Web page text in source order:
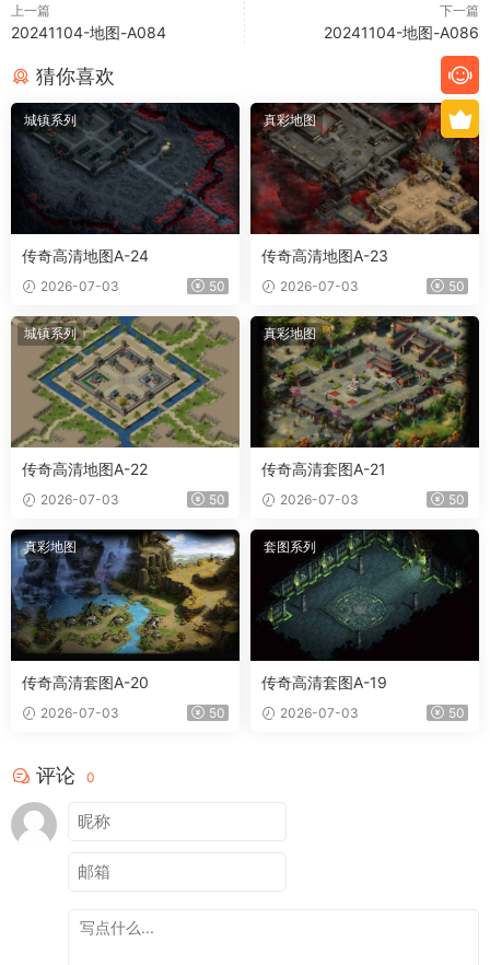
上一篇
20241104-地图-A084
下一篇
20241104-地图-A086
猜你喜欢
城镇系列
传奇高清地图A-24
2026-07-03 50
真彩地图
传奇高清地图A-23
2026-07-03 50
城镇系列
传奇高清地图A-22
2026-07-03 50
真彩地图
传奇高清套图A-21
2026-07-03 50
真彩地图
传奇高清套图A-20
2026-07-03 50
套图系列
传奇高清套图A-19
2026-07-03 50
评论 0